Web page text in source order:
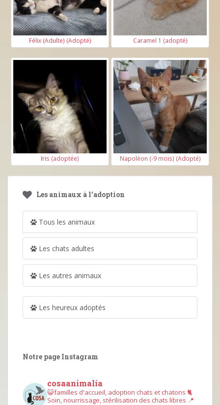
Félix (Adulte) (Adopté) Caramel 1 (adopté)
Iris (adoptée) Napoléon (-9 mois) (Adopté)
Les animaux à l’adoption
Tous les animaux
Les chats adultes
Les autres animaux
Les heureux adoptés
Notre page Instagram
cosaanimalia
😺familles d'accueil, adoption chats et chatons 🐈
Soin, nourrissage, stérilisation des chats libres 📍